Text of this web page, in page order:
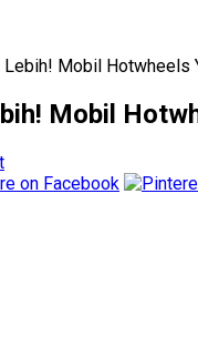
Mobil Hotwheels
Mobil
on Facebook